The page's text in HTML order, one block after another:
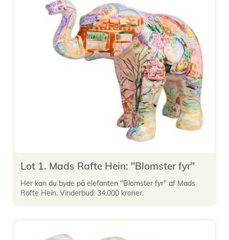
Lot 1. Mads Rafte Hein: "Blomster fyr"
Her kan du byde på elefanten "Blomster fyr" af Mads
Rafte Hein. Vinderbud: 34.000 kroner.